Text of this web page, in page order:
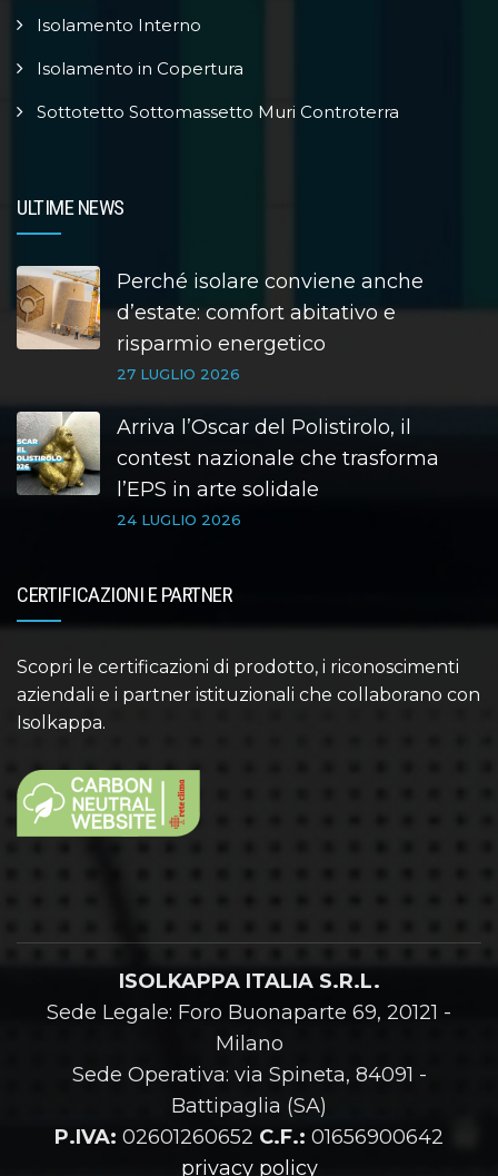
Isolamento Interno
Isolamento in Copertura
Sottotetto Sottomassetto Muri Controterra
ULTIME NEWS
Perché isolare conviene anche
d’estate: comfort abitativo e
risparmio energetico
27 LUGLIO 2026
Arriva l’Oscar del Polistirolo, il
contest nazionale che trasforma
l’EPS in arte solidale
24 LUGLIO 2026
CERTIFICAZIONI E PARTNER
Scopri le certificazioni di prodotto, i riconoscimenti
aziendali e i partner istituzionali che collaborano con
Isolkappa.
ISOLKAPPA ITALIA S.R.L.
Sede Legale: Foro Buonaparte 69, 20121 -
Milano
Sede Operativa: via Spineta, 84091 -
Battipaglia (SA)
P.IVA: 02601260652 C.F.: 01656900642
privacy policy